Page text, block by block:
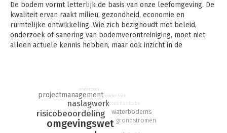
De bodem vormt letterlijk de basis van onze leefomgeving. De
kwaliteit ervan raakt milieu, gezondheid, economie en
ruimtelijke ontwikkeling. Wie zich bezighoudt met beleid,
onderzoek of sanering van bodemverontreiniging, moet niet
alleen actuele kennis hebben, maar ook inzicht in de
bodemwerkveld. Van de ontwikkeling van het Nederlandse
bodembeleid en wetgeving tot praktische richtlijnen voor
onderzoek, risicobeoordeling en sanering. Ook thema’s als
preventieve bodembescherming, waterbodems, grondstromen,
omgevingswet
risicobeoordeling
naslagwerk
projectmanagement
waterbodems
grondstromen
onderzoek
communicatie
onderzoek